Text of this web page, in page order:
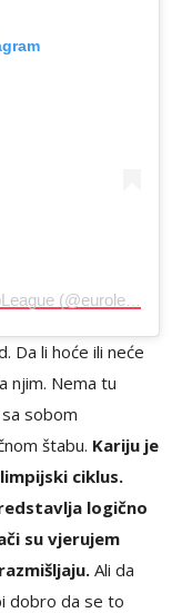
Da li hoće ili neće
njim. Nema tu
sobom
štabu. Kariju je
ciklus.
logično
su vjerujem
Ali da
dobro da se to